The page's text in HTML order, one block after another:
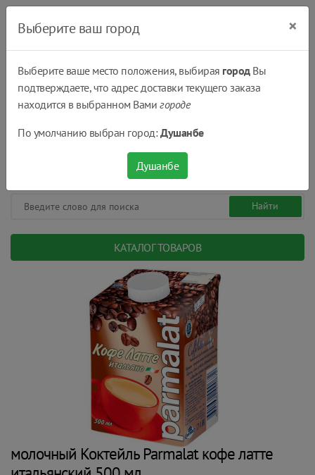
КАТАЛОГ ТОВАРОВ
молочный Коктейль Parmalat кофе латте
Выберите ваш город ×
Выберите ваше место положения, выбирая городВы
подтверждаете, что адрес доставки текущего заказа
находится в выбранном Вамигороде
По умолчанию выбран город:Душанбе
Душанбе